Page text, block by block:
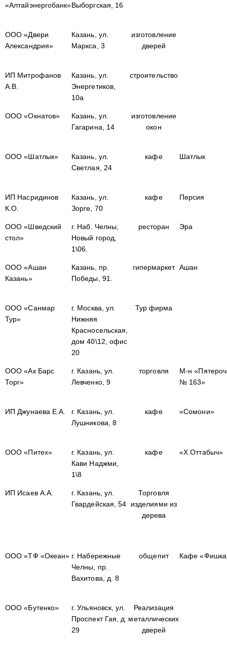
«Алтайэнергобанк»Выборгская, 16
ООО «Двери
Александрия»
Казань, ул.
Маркса, 3
изготовление
дверей
ИП Митрофанов
А.В.
Казань, ул.
Энергетиков,
10а
строительство
ООО «Окнатов»
Казань, ул.
Гагарина, 14
изготовление
окон
ООО «Шатлык»
Казань, ул.
Светлая, 24
кафе Шатлык
ИП Насридинов
К.О.
Казань, ул.
Зорге, 70
кафе Персия
ООО «Шведский
стол»
г. Наб. Челны,
Новый город,
1\06.
ресторан Эра
ООО «Ашан
Казань»
Казань, пр.
Победы, 91.
гипермаркет Ашан
ООО «Санмар
Тур»
г. Москва, ул.
Нижняя
Красносельская,
дом 40\12, офис
20
Тур фирма
ООО «Ак Барс
Торг»
г. Казань, ул.
Левченко, 9
торговля
М-н
№ 163»
ИП Джунаева Е.А.
г. Казань, ул.
Лушникова, 8
кафе «Сомони»
ООО «Питех»
г. Казань, ул.
Кави Наджми,
1\8
кафе «Х.Оттабыч»
ИП Исаев А.А.
г. Казань, ул.
Гвардейская, 54
Торговля
изделиями из
дерева
ООО «ТФ «Океан» г. Набережные
Челны, пр.
Вахитова, д. 8
общепит Кафе
ООО «Бутенко»
г. Ульяновск, ул.
Проспект Гая, д.
29
Реализация
металлических
дверей